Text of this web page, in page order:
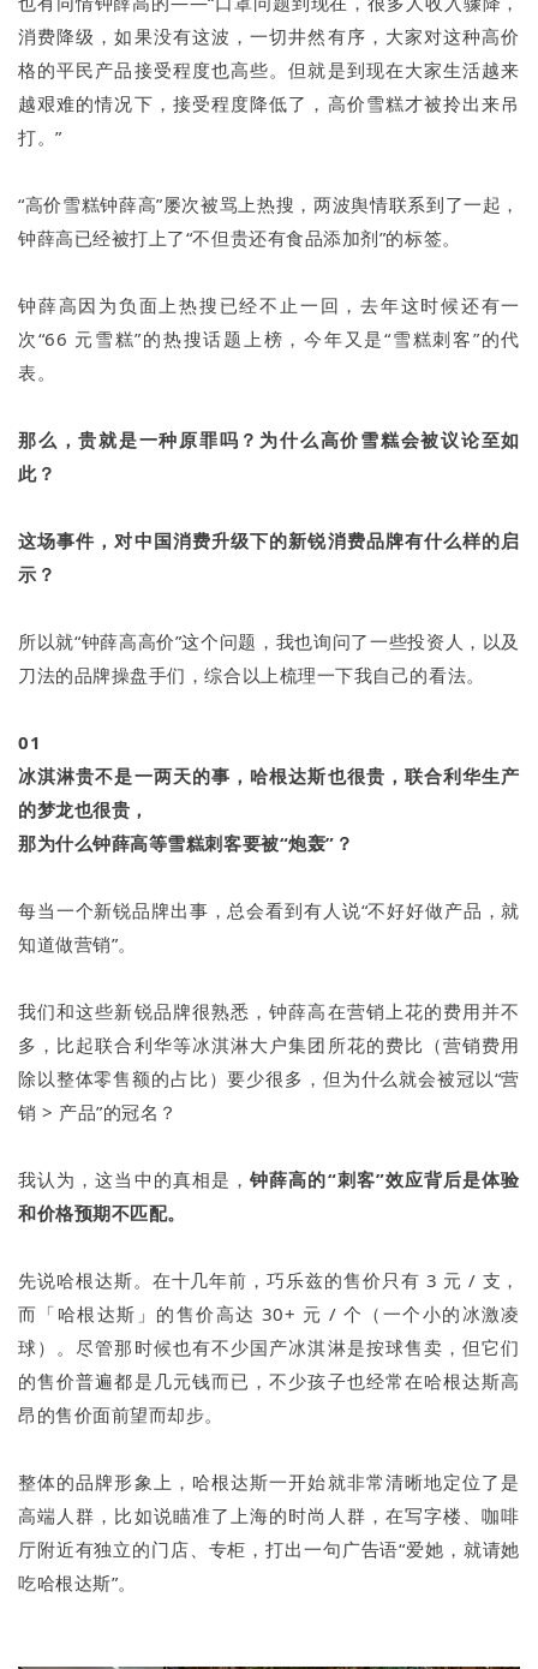
消费降级，如果没有这波，一切井然有序，大家对这种高价
格的平民产品接受程度也高些。但就是到现在大家生活越来
越艰难的情况下，接受程度降低了，高价雪糕才被拎出来吊
打。”
“高价雪糕钟薛高”屡次被骂上热搜，两波舆情联系到了一起，
钟薛高已经被打上了“不但贵还有食品添加剂”的标签。
钟薛高因为负面上热搜已经不止一回，去年这时候还有一
次“66 元雪糕”的热搜话题上榜，今年又是“雪糕刺客”的代
表。
那么，贵就是一种原罪吗？为什么高价雪糕会被议论至如
此？
这场事件，对中国消费升级下的新锐消费品牌有什么样的启
示？
所以就“钟薛高高价”这个问题，我也询问了一些投资人，以及
刀法的品牌操盘手们，综合以上梳理一下我自己的看法。
01
冰淇淋贵不是一两天的事，哈根达斯也很贵，联合利华生产
的梦龙也很贵，
那为什么钟薛高等雪糕刺客要被“炮轰”？
每当一个新锐品牌出事，总会看到有人说“不好好做产品，就
知道做营销”。
我们和这些新锐品牌很熟悉，钟薛高在营销上花的费用并不
多，比起联合利华等冰淇淋大户集团所花的费比（营销费用
除以整体零售额的占比）要少很多，但为什么就会被冠以“营
销 > 产品”的冠名？
我认为，这当中的真相是，钟薛高的“刺客”效应背后是体验
和价格预期不匹配。
先说哈根达斯。在十几年前，巧乐兹的售价只有 3 元 / 支，
而「哈根达斯」的售价高达 30+ 元 / 个（一个小的冰激凌
球）。尽管那时候也有不少国产冰淇淋是按球售卖，但它们
的售价普遍都是几元钱而已，不少孩子也经常在哈根达斯高
昂的售价面前望而却步。
整体的品牌形象上，哈根达斯一开始就非常清晰地定位了是
高端人群，比如说瞄准了上海的时尚人群，在写字楼、咖啡
厅附近有独立的门店、专柜，打出一句广告语“爱她，就请她
吃哈根达斯”。